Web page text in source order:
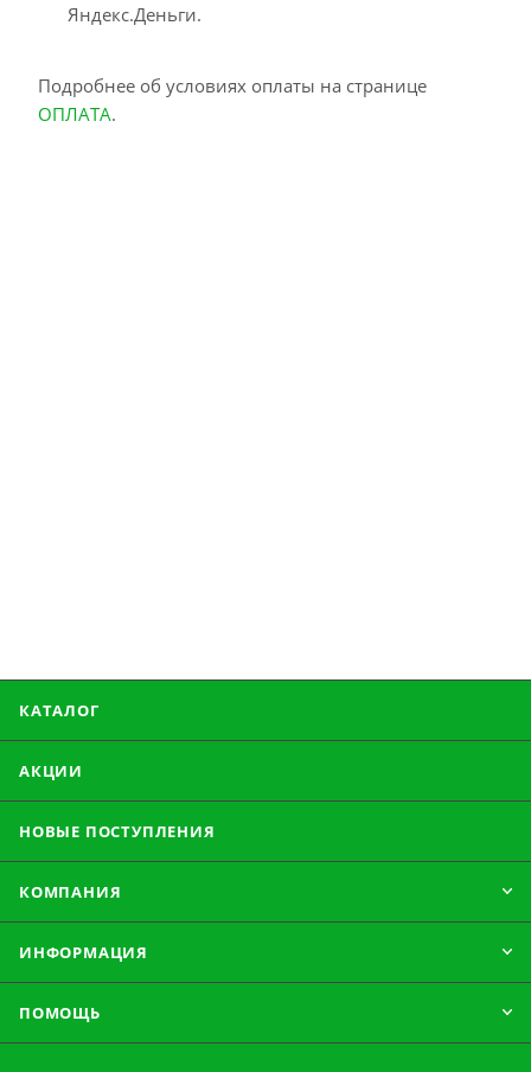
Яндекс.Деньги.
Подробнее об условиях оплаты на странице
ОПЛАТА.
КАТАЛОГ
АКЦИИ
НОВЫЕ ПОСТУПЛЕНИЯ
КОМПАНИЯ
ИНФОРМАЦИЯ
ПОМОЩЬ